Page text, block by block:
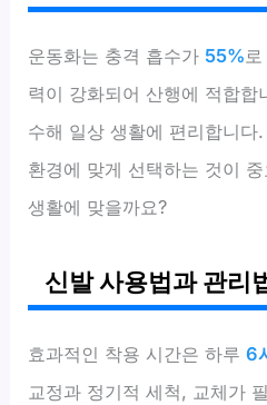
운동화는 충격 흡수가 55%
력이 강화되어 산행에 적합합
수해 일상 생활에 편리합니
환경에 맞게 선택하는 것이
생활에 맞을까요?
신발 사용법과 관리
효과적인 착용 시간은 하루6
교정과 정기적 세척, 교체가